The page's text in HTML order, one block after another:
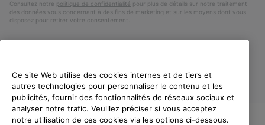
Consultez notre politique de confidentialité pour plus de détails sur notre traitement
des données vous concernant à des fins de marketing et sur les moyens dont vous
disposez pour retirer votre consentement.
Ce site Web utilise des cookies internes et de tiers et
autres technologies pour personnaliser le contenu et les
publicités, fournir des fonctionnalités de réseaux sociaux et
analyser notre trafic. Veuillez préciser si vous acceptez
notre utilisation de ces cookies via les options ci-dessous.